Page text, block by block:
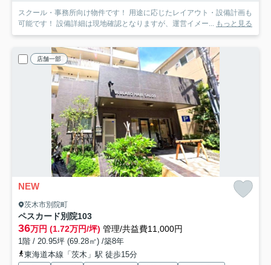
スクール・事務所向け物件です！ 用途に応じたレイアウト・設備計画も
可能です！ 設備詳細は現地確認となりますが、運営イメー... もっと見る
店舗一部
NEW
茨木市別院町
ペスカード別院103
36万円 (1.72万円/坪) 管理/共益費11,000円
1階 / 20.95坪 (69.28㎡) /築8年
東海道本線「茨木」駅 徒歩15分